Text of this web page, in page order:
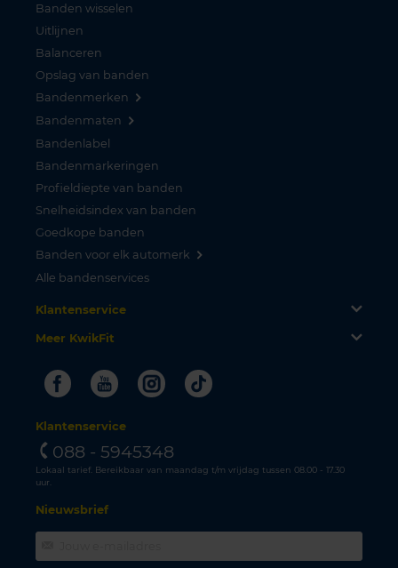
Banden wisselen
Uitlijnen
Balanceren
Opslag van banden
Bandenmerken
Bandenmaten
Bandenlabel
Bandenmarkeringen
Profieldiepte van banden
Snelheidsindex van banden
Goedkope banden
Banden voor elk automerk
Alle bandenservices
Klantenservice
Meer KwikFit
FacebookYoutubeInstagram
Tiktok
Klantenservice
088 - 5945348
Lokaal tarief. Bereikbaar van maandag t/m vrijdag tussen 08.00 - 17.30
uur.
Nieuwsbrief